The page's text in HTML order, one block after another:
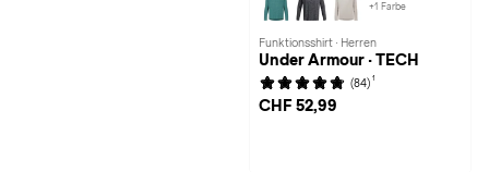
+1 Farbe
Funktionsshirt · Herren
Under Armour · TECH
(84) 1
CHF 52,99